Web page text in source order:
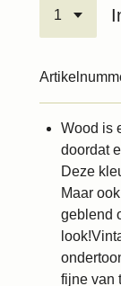
Wood is
doordat
Deze
Maar
geblend
fijne van